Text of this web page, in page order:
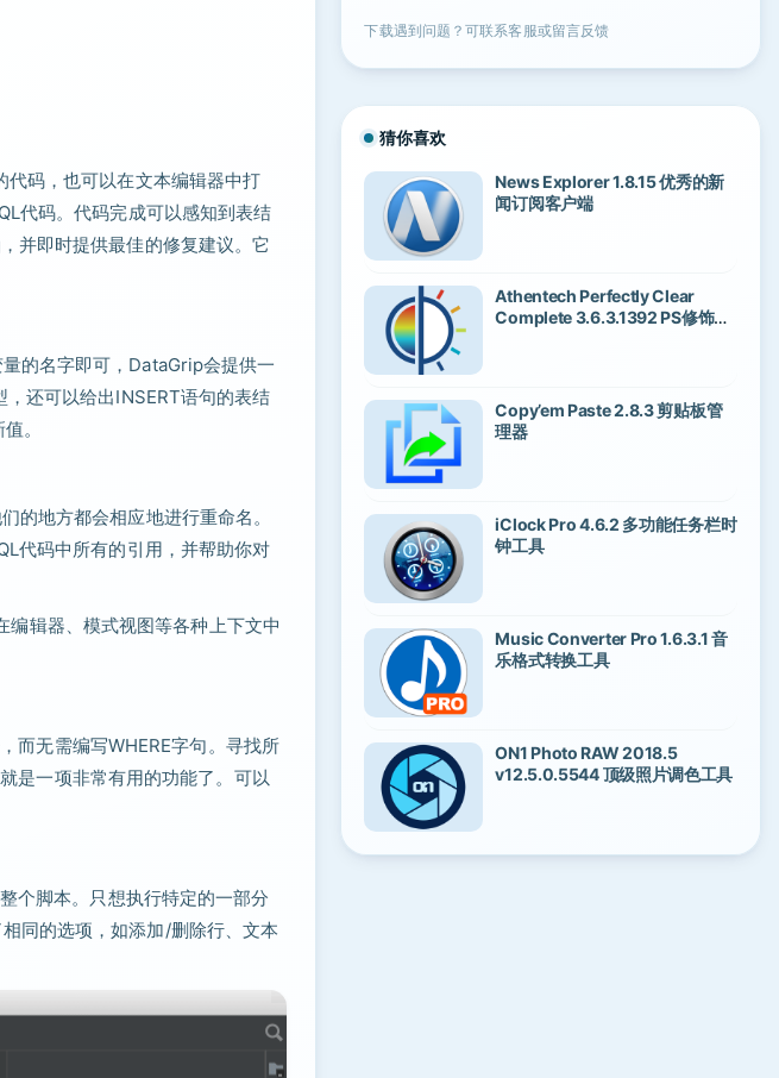
码，也可以在文本编辑器中打
代码。代码完成可以感知到表结
并即时提供最佳的修复建议。它
的名字即可，DataGrip会提供一
还可以给出INSERT语句的表结
。
的地方都会相应地进行重命名。
代码中所有的引用，并帮助你对
编辑器、模式视图等各种上下文中
而无需编写WHERE字句。寻找所
是一项非常有用的功能了。可以
个脚本。只想执行特定的一部分
同的选项，如添加/删除行、文本
下载遇到问题？可联系客服或留言反馈
猜你喜欢
News Explorer 1.8.15 优秀的新
闻订阅客户端
Athentech Perfectly Clear
Complete 3.6.3.1392 PS修饰磨
Copy’em Paste 2.8.3 剪贴板管
理器
iClock Pro 4.6.2 多功能任务栏时
钟工具
Music Converter Pro 1.6.3.1 音
乐格式转换工具
ON1 Photo RAW 2018.5
v12.5.0.5544 顶级照片调色工具